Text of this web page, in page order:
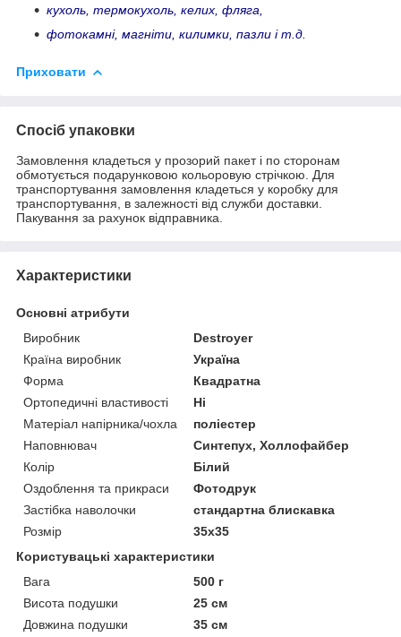
кухоль, термокухоль, келих, фляга,
фотокамні, магніти, килимки, пазли і т.д.
Приховати
Спосіб упаковки
Замовлення кладеться у прозорий пакет і по сторонам
обмотується подарунковою кольоровую стрічкою. Для
транспортування замовлення кладеться у коробку для
транспортування, в залежності від служби доставки.
Пакування за рахунок відправника.
Характеристики
Основні атрибути
Виробник
Destroyer
Країна виробник
Україна
Форма
Квадратна
Ортопедичні властивості
Ні
Матеріал напірника/чохла
поліестер
Наповнювач
Синтепух, Холлофайбер
Колір
Білий
Оздоблення та прикраси
Фотодрук
Застібка наволочки
стандартна блискавка
Розмір
35x35
Користувацькі характеристики
Вага
500 г
Висота подушки
25 см
Довжина подушки
35 см